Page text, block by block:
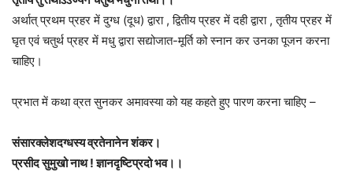
अर्थात् प्रथम प्रहर में दुग्ध (दूध) द्वारा , द्वितीय प्रहर में दही द्वारा , तृतीय प्रहर में
घृत एवं चतुर्थ प्रहर में मधु द्वारा सद्योजात-मूर्ति को स्नान कर उनका पूजन करना
चाहिए।
प्रभात में कथा व्रत सुनकर अमावस्या को यह कहते हुए पारण करना चाहिए –
संसारक्लेशदग्धस्य व्रतेनानेन शंकर।
प्रसीद सुमुखो नाथ ! ज्ञानदृष्टिप्रदो भव।।